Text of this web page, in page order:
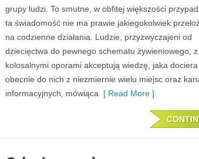
grupy ludzi. To smutne, w obfitej większości
ta świadomość nie ma prawie jakiegokolwiek
na codzienne działania. Ludzie, przyzwyczajeni od
dziecięctwa do pewnego schematu żywieniowego, z
kolosalnymi oporami akceptują wiedzę, jaka dociera
obecnie do nich z niezmiernie wielu miejsc oraz
informacyjnych, mówiąca [ Read More ]